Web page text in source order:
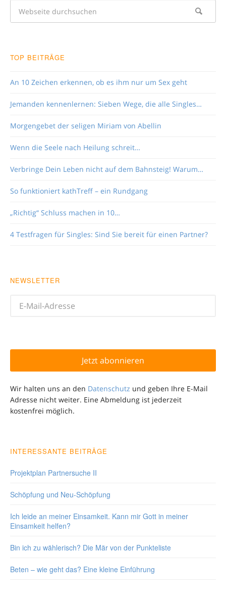
TOP BEITRÄGE
An 10 Zeichen erkennen, ob es ihm nur um Sex geht
Jemanden kennenlernen: Sieben Wege, die alle Singles…
Morgengebet der seligen Miriam von Abellin
Wenn die Seele nach Heilung schreit…
Verbringe Dein Leben nicht auf dem Bahnsteig! Warum…
So funktioniert kathTreff – ein Rundgang
„Richtig“ Schluss machen in 10…
4 Testfragen für Singles: Sind Sie bereit für einen Partner?
NEWSLETTER
Wir halten uns an den Datenschutz und geben Ihre E-Mail
Adresse nicht weiter. Eine Abmeldung ist jederzeit
kostenfrei möglich.
INTERESSANTE BEITRÄGE
Projektplan Partnersuche II
Schöpfung und Neu-Schöpfung
Ich leide an meiner Einsamkeit. Kann mir Gott in meiner
Einsamkeit helfen?
Bin ich zu wählerisch? Die Mär von der Punkteliste
Beten – wie geht das? Eine kleine Einführung